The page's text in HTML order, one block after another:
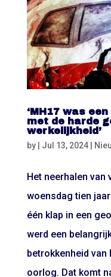
‘MH17 was
met de harde
werkelijkheid’
by Jul 13, 2024|
Het neerhalen van
woensdag tien
één klap in een
werd een
betrokkenheid van
oorlog. Dat komt